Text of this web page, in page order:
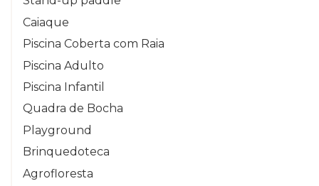
Caiaque
Piscina Coberta com Raia
Piscina Adulto
Piscina Infantil
Quadra de Bocha
Playground
Brinquedoteca
Agrofloresta